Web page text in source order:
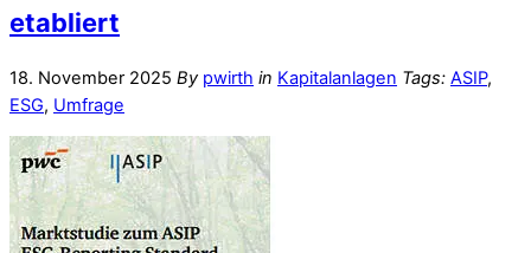
etabliert
18. November 2025 By pwirth in Kapitalanlagen Tags: ASIP,
ESG, Umfrage